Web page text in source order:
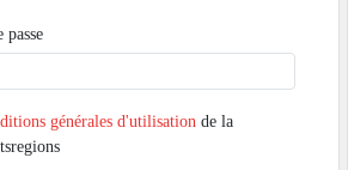
générales d'utilisation de la